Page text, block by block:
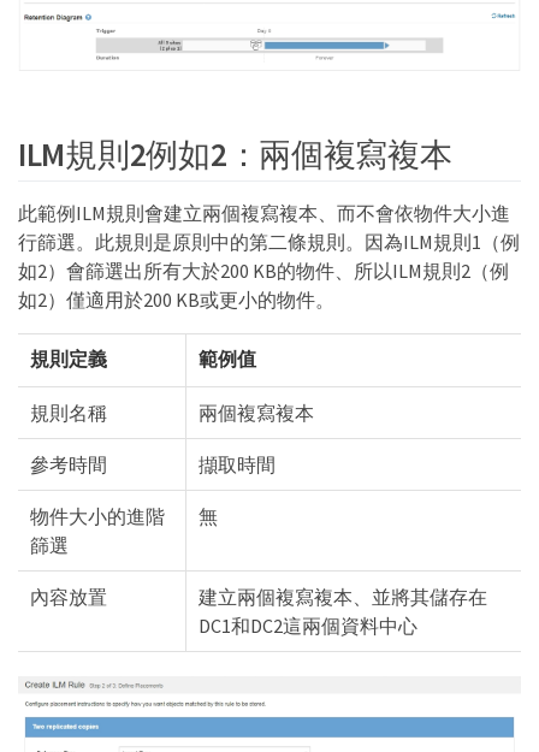
ILM規則2例如2：兩個複寫複本
此範例ILM規則會建立兩個複寫複本、而不會依物件大小進
行篩選。此規則是原則中的第二條規則。因為ILM規則1（例
如2）會篩選出所有大於200 KB的物件、所以ILM規則2（例
如2）僅適用於200 KB或更小的物件。
規則定義 範例值
規則名稱 兩個複寫複本
參考時間 擷取時間
物件大小的進階
篩選
無
內容放置
建立兩個複寫複本、並將其儲存在
DC1和DC2這兩個資料中心